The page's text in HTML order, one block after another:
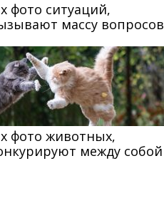
фото ситуаций,
массу вопросов
фото животных,
между собой